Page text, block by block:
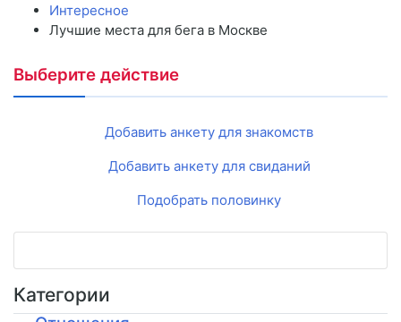
Интересное
Лучшие места для бега в Москве
Выберите действие
Добавить анкету для знакомств
Добавить анкету для свиданий
Подобрать половинку
Категории